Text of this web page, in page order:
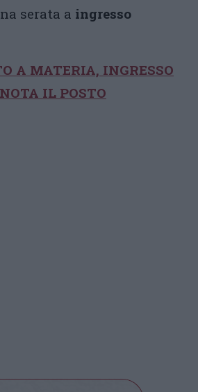
serata a ingresso
A MATERIA, INGRESSO
IL POSTO